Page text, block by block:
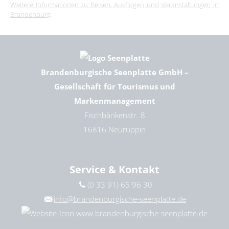
Weitere Informationen zu Reisen, Ausflügen und Veranstaltungen in
Brandenburg
Brandenburgische Seenplatte GmbH –
Gesellschaft für Tourismus und
Markenmanagement
Fischbänkenstr. 8
16816 Neuruppin
Service & Kontakt
(0 33 91) 65 96 30
info@brandenburgische-seenplatte.de
www.brandenburgische-seenplatte.de